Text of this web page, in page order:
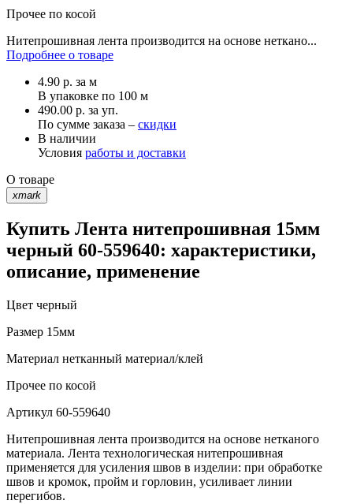
Прочее по косой
Нитепрошивная лента производится на основе неткано...
Подробнее о товаре
4.90 р. за м
В упаковке по 100 м
490.00 р. за уп.
По сумме заказа – скидки
В наличии
Условия работы и доставки
О товаре
xmark
Купить Лента нитепрошивная 15мм
черный 60-559640: характеристики,
описание, применение
Цвет черный
Размер 15мм
Материал нетканный материал/клей
Прочее по косой
Артикул 60-559640
Нитепрошивная лента производится на основе нетканого
материала. Лента технологическая нитепрошивная
применяется для усиления швов в изделии: при обработке
швов и кромок, пройм и горловин, усиливает линии
перегибов.